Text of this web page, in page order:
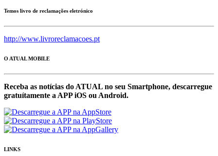
Temos livro de reclamações eletrónico
http://www.livroreclamacoes.pt
O ATUAL MOBILE
Receba as notícias do ATUAL no seu Smartphone, descarregue
gratuítamente a APP iOS ou Android.
LINKS